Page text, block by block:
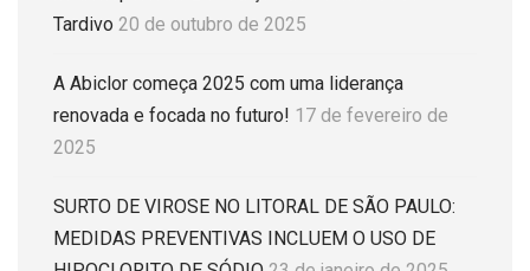
Tardivo 20 de outubro de 2025
A Abiclor começa 2025 com uma liderança
renovada e focada no futuro! 17 de fevereiro de
2025
SURTO DE VIROSE NO LITORAL DE SÃO PAULO:
MEDIDAS PREVENTIVAS INCLUEM O USO DE